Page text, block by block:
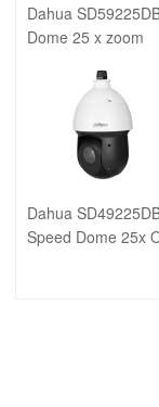
Dahua
Dome 25 x zoom
Dahua
Speed Dome 25x